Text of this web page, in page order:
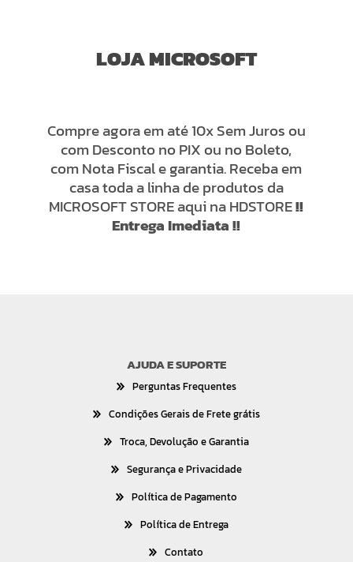
LOJA MICROSOFT
Compre agora em até 10x Sem Juros ou
com Desconto no PIX ou no Boleto,
com Nota Fiscal e garantia. Receba em
casa toda a linha de produtos da
MICROSOFT STORE aqui na HDSTORE!!
Entrega Imediata !!
AJUDA E SUPORTE
Perguntas Frequentes
Condições Gerais de Frete grátis
Troca, Devolução e Garantia
Segurança e Privacidade
Política de Pagamento
Política de Entrega
Contato